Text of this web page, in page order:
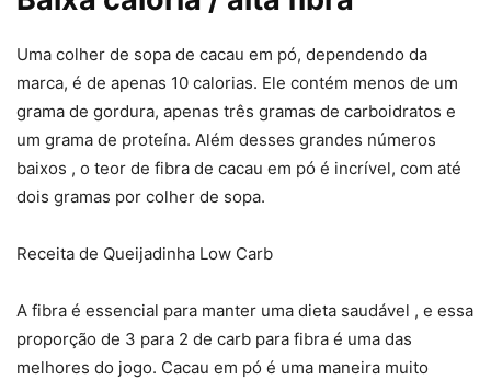
Uma colher de sopa de cacau em pó, dependendo da
marca, é de apenas 10 calorias. Ele contém menos de um
grama de gordura, apenas três gramas de carboidratos e
um grama de proteína. Além desses grandes números
baixos , o teor de fibra de cacau em pó é incrível, com até
dois gramas por colher de sopa.
Receita de Queijadinha Low Carb
A fibra é essencial para manter uma dieta saudável , e essa
proporção de 3 para 2 de carb para fibra é uma das
melhores do jogo. Cacau em pó é uma maneira muito